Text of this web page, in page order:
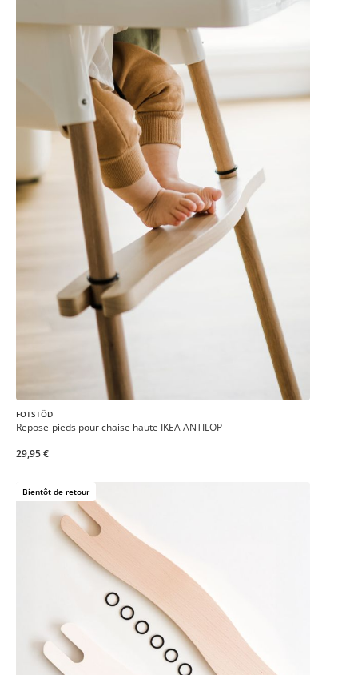
FOTSTÖD
Repose-pieds pour chaise haute IKEA ANTILOP
29,95 €
Bientôt de retour